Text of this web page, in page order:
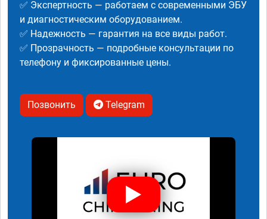
✅ Экспертность — работаем с современными ЭБУ
и диагностическим оборудованием.
✅ Надежность — гарантия на все виды работ.
✅ Прозрачность — подробные консультации по
телефону и фиксированные цены.
Позвонить Telegram